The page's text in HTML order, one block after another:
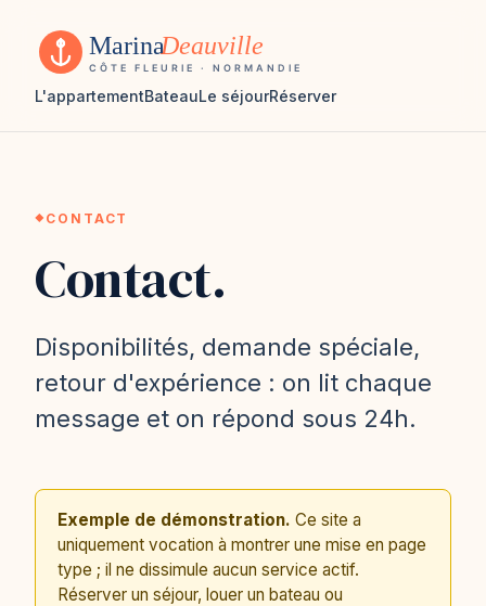
L'appartementBateauLe séjourRéserver
CONTACT
Contact.
Disponibilités, demande spéciale,
retour d'expérience : on lit chaque
message et on répond sous 24h.
Exemple de démonstration. Ce site a
uniquement vocation à montrer une mise en page
type ; il ne dissimule aucun service actif.
Réserver un séjour, louer un bateau ou